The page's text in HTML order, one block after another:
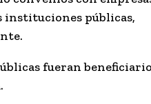
instituciones públicas,
fueran